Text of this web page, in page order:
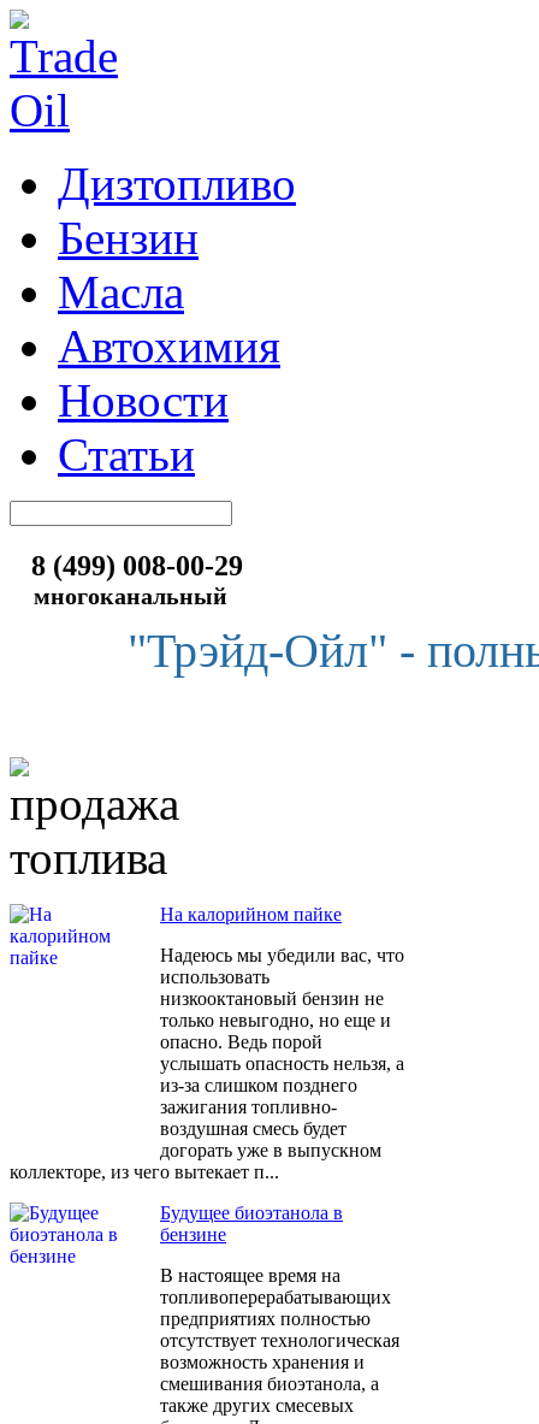
Дизтопливо
Бензин
Масла
Автохимия
Новости
Статьи
8 (499) 008-00-29
многоканальный
"Трэйд-Ойл" -
На калорийном пайке
Надеюсь мы убедили вас, что
использовать
низкооктановый бензин не
только невыгодно, но еще и
опасно. Ведь порой
услышать опасность нельзя, а
из-за слишком позднего
зажигания топливно-
воздушная смесь будет
догорать уже в выпускном
коллекторе, из чего вытекает п...
Будущее биоэтанола в
бензине
В настоящее время на
топливоперерабатывающих
предприятиях полностью
отсутствует технологическая
возможность хранения и
смешивания биоэтанола, а
также других смесевых